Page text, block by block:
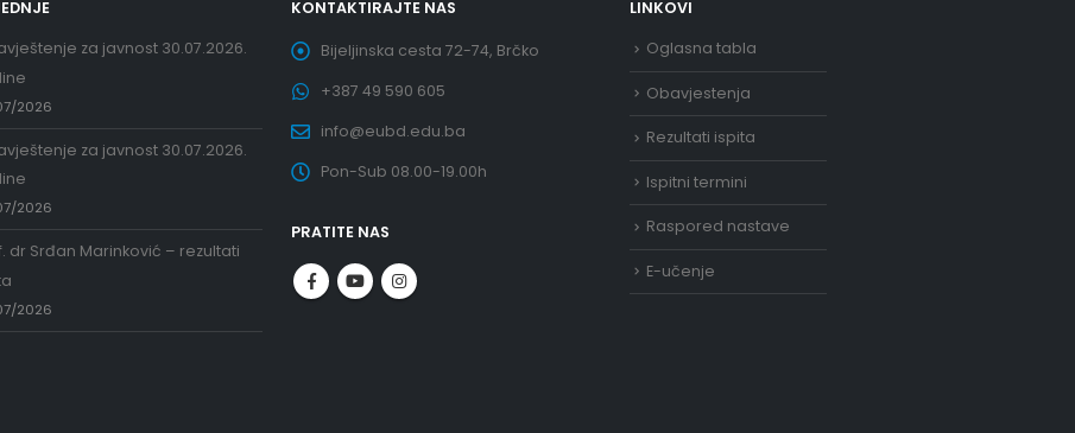
za javnost 30.07.2026.
2026
za javnost 30.07.2026.
2026
dr Srđan Marinković – rezultati
2026
KONTAKTIRAJTE NAS
Bijeljinska cesta 72-74, Brčko
+387 49 590 605
info@eubd.edu.ba
Pon-Sub 08.00-19.00h
PRATITE NAS
LINKOVI
Oglasna tabla
Obavjestenja
Rezultati ispita
Ispitni termini
Raspored nastave
E-učenje